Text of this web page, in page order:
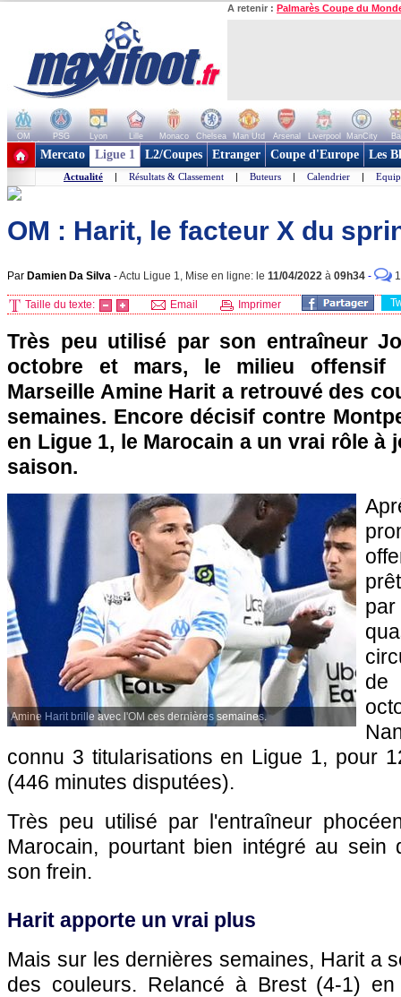
A retenir : Palmarès Coupe du
OM PSG Lyon Lille Monaco Chelsea Man Utd Arsenal Liverpool ManCity
+ de clubs
Mercato Ligue 1 L2/Coupes Etranger Coupe d'Europe Les
Actualité | Résultats & Classement | Buteurs | Calendrier |
OM : Harit, le facteur X du
Par Damien Da Silva -Actu Ligue 1, Mise en ligne: le 11/04/2022 à 09h34 - 1
Taille du texte: Email Imprimer
Très peu utilisé par son entraîneur
octobre et mars, le milieu offensif
Marseille Amine Harit a retrouvé des
semaines. Encore décisif contre
en Ligue 1, le Marocain a un vrai rôle à
saison.
Amine Harit brille avec l'OM ces dernières semaines.
connu 3 titularisations en Ligue 1, pour
(446 minutes disputées).
Très peu utilisé par l'entraîneur
Marocain, pourtant bien intégré au sein
son frein.
Harit apporte un vrai plus
Mais sur les dernières semaines, Harit a
des couleurs. Relancé à Brest (4-1)